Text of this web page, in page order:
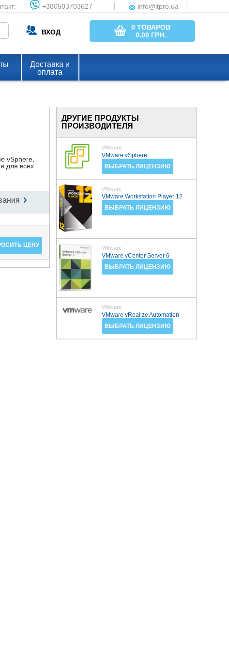
+380503703627 info@itpro.ua
ВХОД
0 ТОВАРОВ
0.00 ГРН.
Доставка и
оплата
vSphere,
для всех
ЦЕНУ
ДРУГИЕ ПРОДУКТЫ
ПРОИЗВОДИТЕЛЯ
VMware
VMware vSphere
ВЫБРАТЬ ЛИЦЕНЗИЮ
VMware
VMware Workstation Player 12
ВЫБРАТЬ ЛИЦЕНЗИЮ
VMware
VMware vCenter Server 6
ВЫБРАТЬ ЛИЦЕНЗИЮ
VMware
VMware vRealize Automation
ВЫБРАТЬ ЛИЦЕНЗИЮ